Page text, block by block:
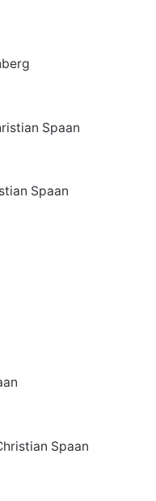
Spaan
Spaan
Spaan